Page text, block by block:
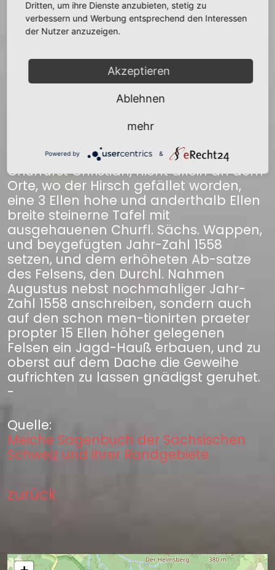
in die Höhe thut, und rücklings den
Felsen hinabstürtzet, dermassen, daß
nach erfolgter Aufhebung und
zerschmettert befunden worden. Zum
stetswährenden Andenken dieses
durch Heldenmäßigen Entschlus aus
glücklichen Schusses, und
Ihro Churfürstl. Durchl. Herr Sohn,
Churfürst Christian, nicht allein an dem
Orte, wo der Hirsch gefället worden,
eine 3 Ellen hohe und anderthalb Ellen
breite steinerne Tafel mit
ausgehauenen Churfl. Sächs. Wappen,
und beygefügten Jahr-Zahl 1558
setzen, und dem erhöheten Ab-satze
des Felsens, den Durchl. Nahmen
Augustus nebst nochmahliger Jahr-
Zahl 1558 anschreiben, sondern auch
auf den schon men-tionirten praeter
propter 15 Ellen höher gelegenen
Felsen ein Jagd-Hauß erbauen, und zu
oberst auf dem Dache die Geweihe
aufrichten zu lassen gnädigst geruhet.
-
Quelle:
Meiche Sagenbuch der Sächsischen
Schweiz und ihrer Randgebiete
zurück
Dritten, um ihre Dienste anzubieten, stetig zu
verbessern und Werbung entsprechend den Interessen
der Nutzer anzuzeigen.
Akzeptieren
Ablehnen
mehr
Powered by &